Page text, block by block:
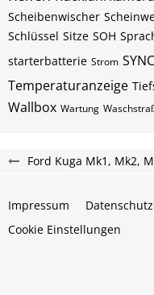
Scheibenwischer
Schlüssel Sitze SOH
starterbatterie Strom SYNC
Temperaturanzeige
Wallbox Wartung
Ford Kuga Mk1, Mk2,
Impressum
Cookie Einstellungen